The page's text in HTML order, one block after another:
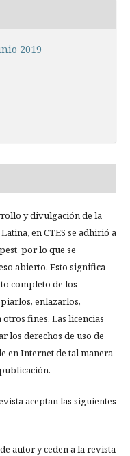
2019
y divulgación de la
en CTES se adhirió a
por lo que se
abierto. Esto significa
completo de los
enlazarlos,
fines. Las licencias
los derechos de uso de
en Internet de tal manera
aceptan las siguientes
autor y ceden a la revista